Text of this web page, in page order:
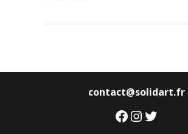
contact@solidart.fr
Facebook
Instagram
Twitter